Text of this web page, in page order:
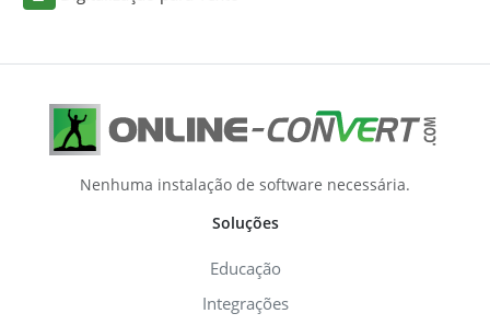
Nenhuma instalação de software necessária.
Soluções
Educação
Integrações